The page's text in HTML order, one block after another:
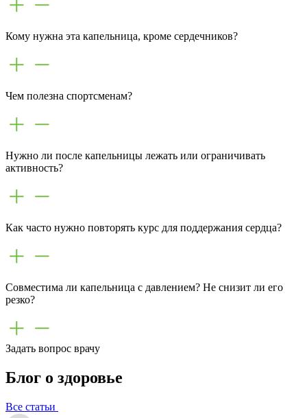
Кому нужна эта капельница, кроме сердечников?
Чем полезна спортсменам?
Нужно ли после капельницы лежать или ограничивать
активность?
Как часто нужно повторять курс для поддержания сердца?
Совместима ли капельница с давлением? Не снизит ли его
резко?
Задать вопрос врачу
Блог о здоровье
Все статьи